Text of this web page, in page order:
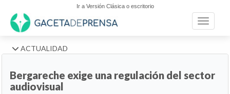
Ir a Versión Clásica o escritorio
Toggle
ACTUALIDAD
Bergareche exige una regulación del sector
audiovisual